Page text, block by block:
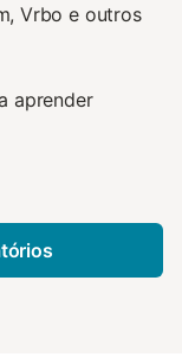
Vrbo e outros
aprender